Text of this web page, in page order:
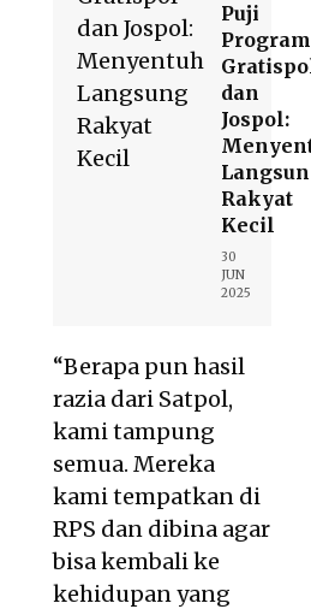
Puji
Program
dan
Jospol:
Rakyat
Kecil
30
JUN
2025
“Berapa pun hasil
razia dari Satpol,
kami tampung
semua. Mereka
kami tempatkan di
RPS dan dibina agar
bisa kembali ke
kehidupan yang